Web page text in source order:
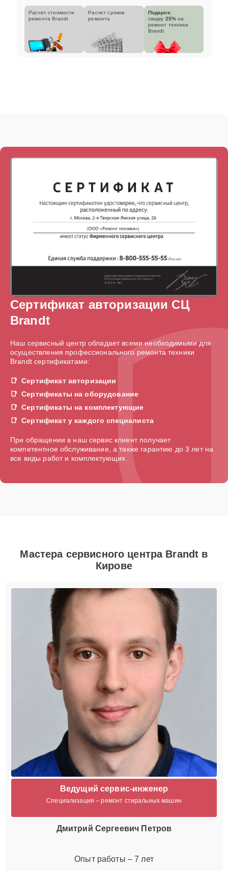
Расчет стоимости
ремонта Brandt
Расчет сроков
ремонта
Подарок:
скидку 25% на
ремонт техники
Brandt
Сертификат авторизации СЦ
Brandt
Наш сервисный центр обладает всеми необходимыми для
осуществления профессионального ремонта техники
Brandt сертификатами:
Сертификат авторизации
Сертификаты на оборудование
Сертификаты на комплектующие
Сертификат у каждого специалиста
При обращении в наш сервис клиент получает
компетентное обслуживание, а также гарантию до 3 лет на
все виды работ и комплектующих.
Мастера сервисного центра Brandt в
Кирове
Ведущий сервис-инженер
Специализация – ремонт стиральных машин
Дмитрий Сергеевич Петров
Опыт работы – 7 лет